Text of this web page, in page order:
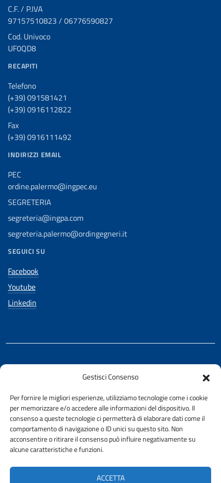
Gestisci Consenso
Per fornire le migliori esperienze, utilizziamo tecnologie come i cookie
per memorizzare e/o accedere alle informazioni del dispositivo. Il
consenso a queste tecnologie ci permetterà di elaborare dati come il
comportamento di navigazione o ID unici su questo sito. Non
acconsentire o ritirare il consenso può influire negativamente su
alcune caratteristiche e funzioni.
ACCETTA
C.F. / P.IVA
97157510823 / 06776590827
Cod. Univoco
UF0QD8
RECAPITI
Telefono
(+39) 091581421
(+39) 0916112822
Fax
(+39) 0916111492
INDIRIZZI EMAIL
PEC
ordine.palermo@ingpec.eu
SEGRETERIA
segreteria@ingpa.com
segreteria.palermo@ordingegneri.it
SEGUICI SU
Facebook
Youtube
Linkedin
REALIZZATO CON LA COLLABORAZIONE DI
AMMINISTRAZIONE TRASPARENTE
PRIVACY E COOKIE POLICY URP